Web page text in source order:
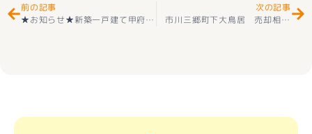
前の記事
★お知らせ★新築一戸建て甲府市 伊勢４丁目 （甲斐住吉駅 ） 2階建 ３ＳＬＤＫ 好評販売中(^^♪
次の記事
市川三郷町下大鳥居 売却相談 ありがとうございました(^^♪